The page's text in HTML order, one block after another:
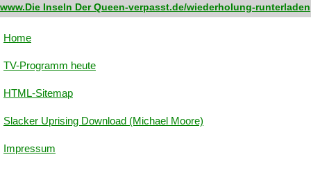
www.Die Inseln Der Queen-verpasst.de/wiederholung-runterladen
Home
TV-Programm heute
HTML-Sitemap
Slacker Uprising Download (Michael Moore)
Impressum